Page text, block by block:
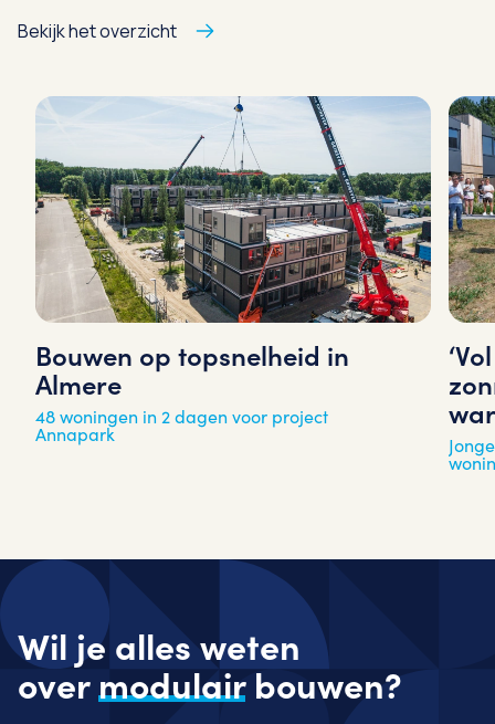
Bekijk het overzicht
Bouwen op topsnelheid in
Almere
48 woningen in 2 dagen voor project
Annapark
Wil je alles weten
overmodulairbouwen?